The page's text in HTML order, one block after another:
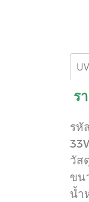
ร
รหั
วัส
ขน
น้ำ